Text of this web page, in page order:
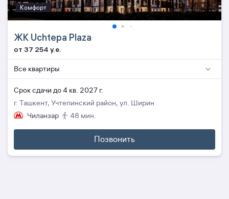
Комфорт
ЖК Uchtepa Plaza
от 37 254 y.e.
Все квартиры
Cрок сдачи до 4 кв. 2027 г.
г. Ташкент, Учтепинский район, ул. Ширин
Чиланзар
48 мин.
Позвонить